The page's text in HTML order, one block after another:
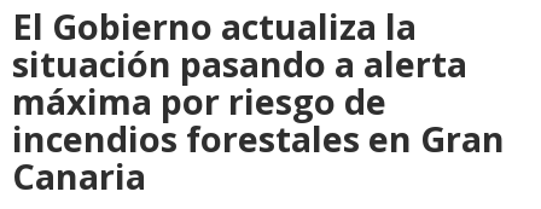
El Gobierno actualiza la
situación pasando a alerta
máxima por riesgo de
incendios forestales en Gran
Canaria